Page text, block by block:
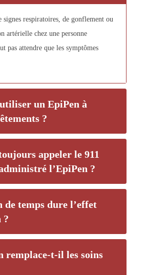
signes respiratoires, de gonflement ou
artérielle chez une personne
pas attendre que les symptômes
un EpiPen à
?
appeler le 911
l’EpiPen ?
de temps dure l’effet
?
remplace-t-il les soins